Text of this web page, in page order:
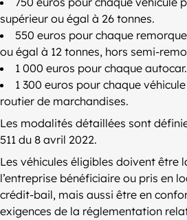
supérieur ou égal à 26 tonnes.
550 euros pour chaque remorque
ou égal à 12 tonnes, hors semi-
1 000 euros pour chaque autocar.
1 300 euros pour chaque
routier de marchandises.
Les modalités détaillées sont
511 du 8 avril 2022.
Les véhicules éligibles doivent être
l’entreprise bénéficiaire ou pris en
crédit-bail, mais aussi être en
exigences de la réglementation